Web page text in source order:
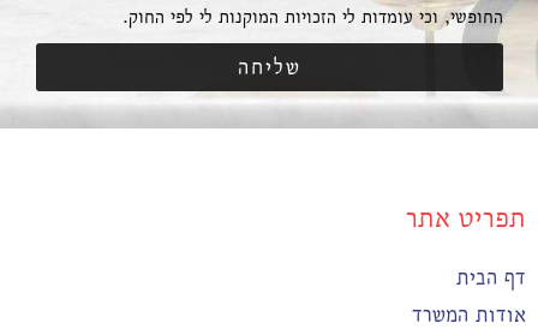
החופשי, וכי עומדות לי הזכויות המוקנות לי לפי החוק.
שליחה
תפריט אתר
דף הבית
אודות המשרד